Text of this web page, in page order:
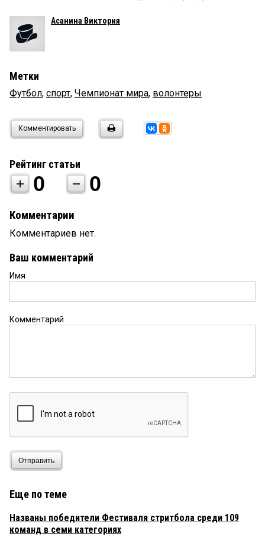
Асанина Виктория
Метки
Футбол, спорт, Чемпионат мира, волонтеры
Комментировать
Рейтинг статьи
0 0
Комментарии
Комментариев нет.
Ваш комментарий
Имя
Комментарий
Отправить
Еще по теме
Названы победители Фестиваля стритбола среди 109
команд в семи категориях